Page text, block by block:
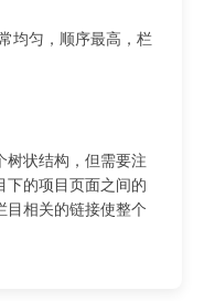
均匀，顺序最高，栏
树状结构，但需要注
下的项目页面之间的
目相关的链接使整个